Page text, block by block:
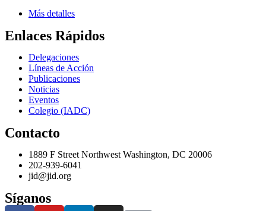
Más detalles
Enlaces Rápidos
Delegaciones
Líneas de Acción
Publicaciones
Noticias
Eventos
Colegio (IADC)
Contacto
1889 F Street Northwest Washington, DC 20006
202-939-6041
jid@jid.org
Síganos